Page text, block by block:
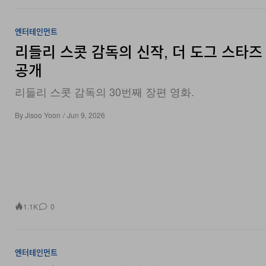
엔터테인먼트
리들리 스콧 감독의 신작, 더 도그 스타
공개
리들리 스콧 감독의 30번째 장편 영화.
ByJisoo Yoon / Jun 9, 2026
1.1K 0
엔터테인먼트